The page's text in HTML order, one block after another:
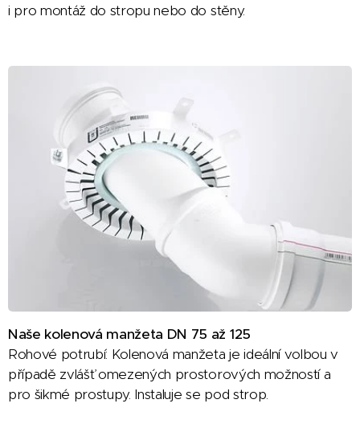
i pro montáž do stropu nebo do stěny.
Naše kolenová manžeta DN 75 až 125
Rohové potrubí: Kolenová manžeta je ideální volbou v
případě zvlášť omezených prostorových možností a
pro šikmé prostupy. Instaluje se pod strop.